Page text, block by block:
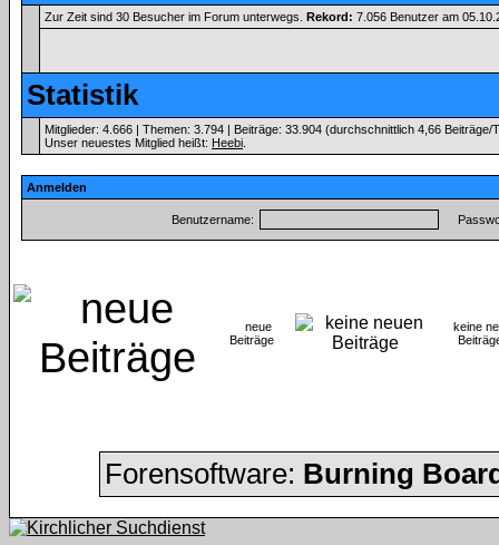
Zur Zeit sind 30 Besucher im Forum unterwegs. Rekord: 7.056 Benutzer am
Statistik
Mitglieder: 4.666 | Themen: 3.794 | Beiträge: 33.904 (durchschnittlich 4,66 Beiträge/
Unser neuestes Mitglied heißt: Heebi
Anmelden
Benutzername:
neue
Beiträge
keine
Forensoftware: Burning